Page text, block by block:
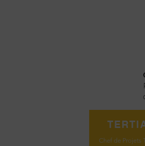
Chef de Projets